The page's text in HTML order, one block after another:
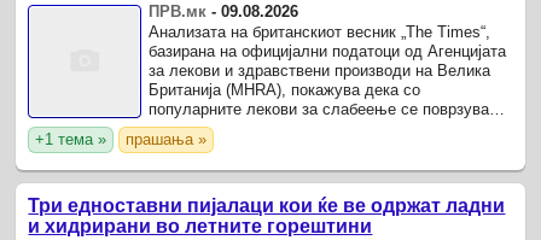
ПРВ.мк -09.08.2026
Анализата на британскиот весник „The Times“,
базирана на официјални податоци од Агенцијата
за лекови и здравствени производи на Велика
Британија (MHRA), покажува дека со
популарните лекови за слабеење се поврзуваат
околу 150.000 пријави за несакани реакции и
повеќе од 100 смртни ...
+1 тема » прашања »
Три едноставни пијалаци кои ќе ве одржат ладни
и хидрирани во летните горештини